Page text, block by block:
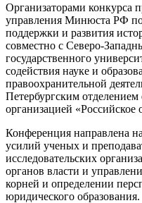
Организаторами конкурса
управления Минюста РФ
поддержки и развития
совместно с Северо-
государственного
содействия науке и
правоохранительной
Петербургским
организацией «Российское
Конференция направлена
усилий ученых и
исследовательских
органов власти и
корней и определении
юридического образования.